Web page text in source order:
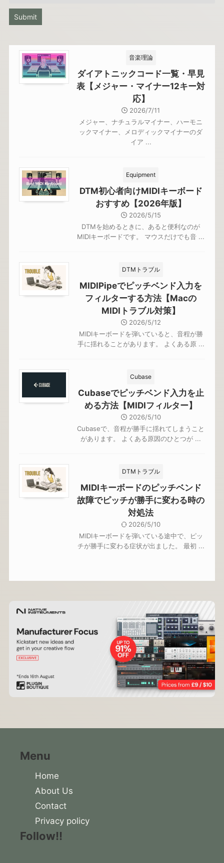
音楽理論
ダイアトニックコード一覧・早見
表【メジャー・マイナー12キー対
応】
2026/7/11
メジャー、ナチュラルマイナー、ハーモニ
ックマイナー、メロディックマイナーのダ
イア ...
Equipment
DTM初心者向けMIDIキーボード
おすすめ【2026年版】
2026/5/15
DTMを始めるときに、あると便利なのが
MIDIキーボードです。 マウスだけでも音 ...
DTMトラブル
MIDIPipeでピッチベンド入力を
フィルターする方法【Macの
MIDIトラブル対策】
2026/5/12
MIDIキーボードを弾いていると、音程が勝
手に揺れることがあります。 よくある原 ...
Cubase
Cubaseでピッチベンド入力を止
める方法【MIDIフィルター】
2026/5/10
Cubaseで、音程が勝手に揺れてしまうこと
があります。 よくある原因のひとつが ...
DTMトラブル
MIDIキーボードのピッチベンド
故障でピッチが勝手に変わる時の
対処法
2026/5/10
MIDIキーボードを弾いている途中で、ピッ
チが勝手に変わる症状が出ました。 最初 ...
Menu
Home
About Us
Contact
Privacy policy
Follow!!